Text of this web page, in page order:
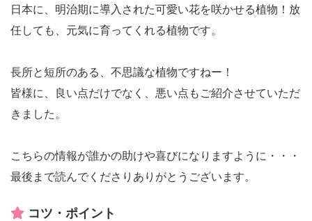
日本に、明治期に導入された可愛い花を咲かせる植物！放
任しても、元気に育ってくれる植物です。
長所と短所のある、不思議な植物ですねー！
皆様に、良い点だけでなく、悪い点もご紹介させていただ
きました。
こちらの情報が誰かの助けや喜びになりますように・・・
最後まで読んでくださりありがとうございます。
コツ・ポイント